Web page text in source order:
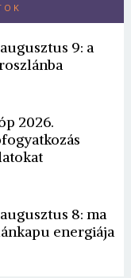
9: a
2026.
8: ma
energiája